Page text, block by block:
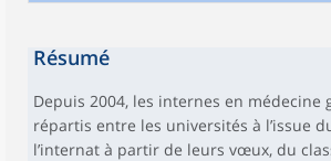
Résumé
Depuis 2004, les internes en médecine
répartis entre les universités à l’issue
l’internat à partir de leurs vœux, du